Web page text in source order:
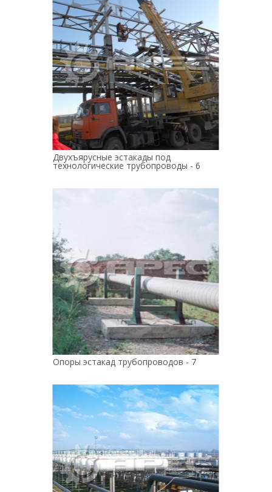
Двухъярусные эстакады под
технологические трубопроводы - 6
Опоры эстакад трубопроводов - 7